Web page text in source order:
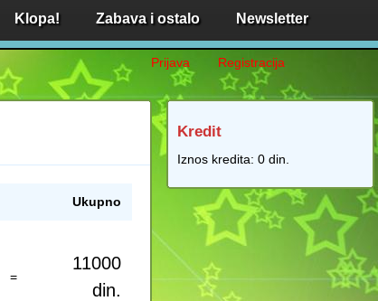
Klopa! Zabava i ostalo Newsletter
Prijava Registracija
Ukupno
=
11000
din.
Kredit
Iznos kredita: 0 din.